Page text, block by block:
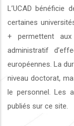
L’UCAD bénéficie
certaines
+ permettent
administratif
européennes. La
niveau doctorat,
le personnel. Les
publiés sur ce site.